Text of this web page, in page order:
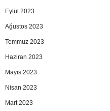
Eylül 2023
Ağustos 2023
Temmuz 2023
Haziran 2023
Mayıs 2023
Nisan 2023
Mart 2023